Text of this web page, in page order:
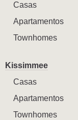
Casas
Apartamentos
Townhomes
Kissimmee
Casas
Apartamentos
Townhomes